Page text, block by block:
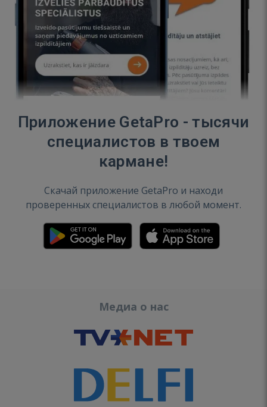
Приложение GetaPro - тысячи
специалистов в твоем
кармане!
Скачай приложение GetaPro и находи
проверенных специалистов в любой момент.
Медиа о нас